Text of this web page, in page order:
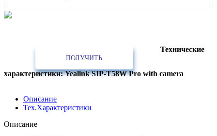
ПОЛУЧИТЬ
Технические
характеристики: Yealink SIP-T58W Pro with camera
Описание
Тех.Характеристики
Описание